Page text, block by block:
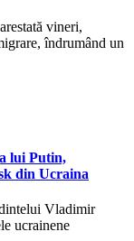
vineri,
îndrumând un
lui Putin,
din Ucraina
Vladimir
ucrainene